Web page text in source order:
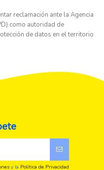
reclamación ante la Agencia
como autoridad de
de datos en el territorio
y la Política de Privacidad